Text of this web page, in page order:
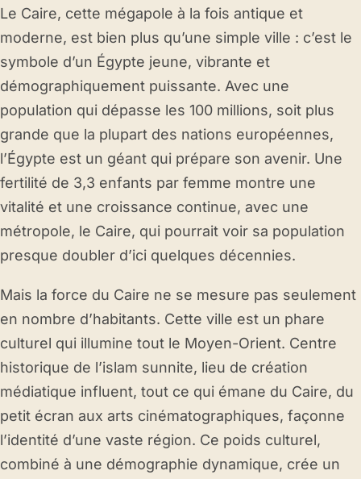
Le Caire, cette mégapole à la fois antique et
moderne, est bien plus qu’une simple ville : c’est le
symbole d’un Égypte jeune, vibrante et
démographiquement puissante. Avec une
population qui dépasse les 100 millions, soit plus
grande que la plupart des nations européennes,
l’Égypte est un géant qui prépare son avenir. Une
fertilité de 3,3 enfants par femme montre une
vitalité et une croissance continue, avec une
métropole, le Caire, qui pourrait voir sa population
presque doubler d’ici quelques décennies.
Mais la force du Caire ne se mesure pas seulement
en nombre d’habitants. Cette ville est un phare
culturel qui illumine tout le Moyen-Orient. Centre
historique de l’islam sunnite, lieu de création
médiatique influent, tout ce qui émane du Caire, du
petit écran aux arts cinématographiques, façonne
l’identité d’une vaste région. Ce poids culturel,
combiné à une démographie dynamique, crée un